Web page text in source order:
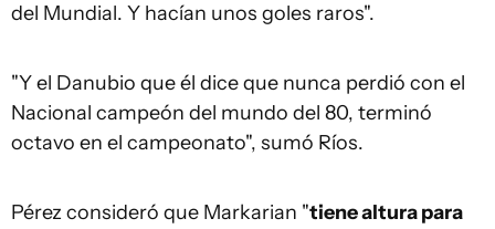
del Mundial. Y hacían unos goles raros".
"Y el Danubio que él dice que nunca perdió con el
Nacional campeón del mundo del 80, terminó
octavo en el campeonato", sumó Ríos.
Pérez consideró que Markarian "tiene altura para